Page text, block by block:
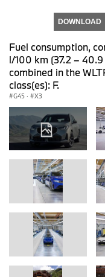
DOWNLOAD
Fuel consumption,
l/100 km (37.2 –
combined in the
class(es): F.
G45 · X3